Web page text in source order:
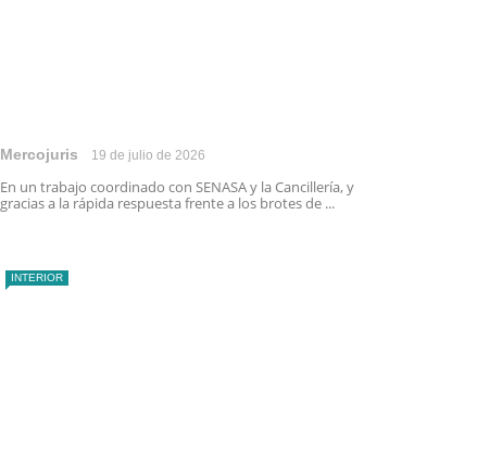
Mercojuris 19 de julio de 2026
En un trabajo coordinado con SENASA y la Cancillería, y
gracias a la rápida respuesta frente a los brotes de ...
INTERIOR